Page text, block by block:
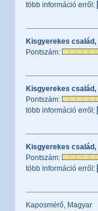
több információ erről:
Kisgyerekes család,
Pontszám:
Kisgyerekes család,
Pontszám:
több információ erről:
Kisgyerekes család,
Pontszám:
több információ erről:
Kaposmérő, Magyar